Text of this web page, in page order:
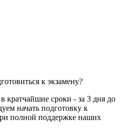
к экзамену?
кратчайшие сроки - за 3 дня до
начать подготовку к
полной поддержке наших